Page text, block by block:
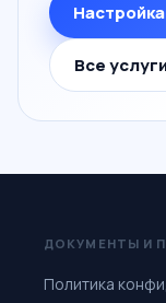
Все
ДОКУМЕНТЫ И
Политика